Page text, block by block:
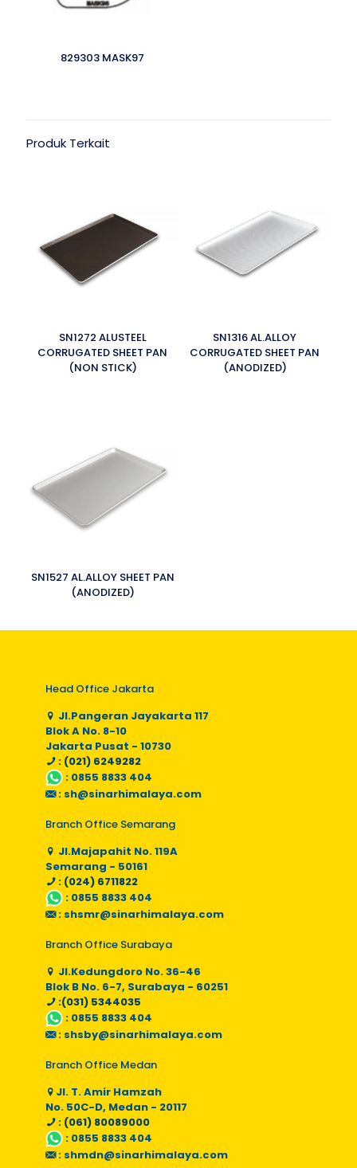
829303 MASK97
Produk Terkait
SN1272 ALUSTEEL
CORRUGATED SHEET PAN
(NON STICK)
SN1316 AL.ALLOY
CORRUGATED SHEET PAN
(ANODIZED)
SN1527 AL.ALLOY SHEET PAN
(ANODIZED)
Head Office Jakarta
Jl.Pangeran Jayakarta 117
Blok A No. 8-10
Jakarta Pusat - 10730
: (021) 6249282
: 0855 8833 404
: sh@sinarhimalaya.com
Branch Office Semarang
Jl.Majapahit No. 119A
Semarang - 50161
: (024) 6711822
: 0855 8833 404
: shsmr@sinarhimalaya.com
Branch Office Surabaya
Jl.Kedungdoro No. 36-46
Blok B No. 6-7, Surabaya - 60251
:(031) 5344035
: 0855 8833 404
: shsby@sinarhimalaya.com
Branch Office Medan
Jl. T. Amir Hamzah
No. 50C-D, Medan - 20117
: (061) 80089000
: 0855 8833 404
: shmdn@sinarhimalaya.com